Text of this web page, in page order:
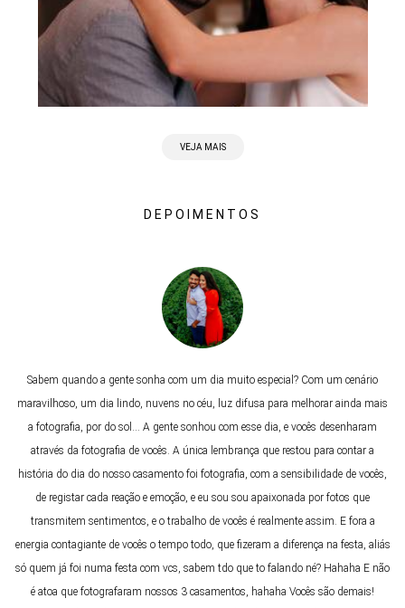
VEJA MAIS
DEPOIMENTOS
Sabem quando a gente sonha com um dia muito especial? Com um cenário
maravilhoso, um dia lindo, nuvens no céu, luz difusa para melhorar ainda mais
a fotografia, por do sol… A gente sonhou com esse dia, e vocês desenharam
através da fotografia de vocês. A única lembrança que restou para contar a
história do dia do nosso casamento foi fotografia, com a sensibilidade de vocês,
de registar cada reação e emoção, e eu sou sou apaixonada por fotos que
transmitem sentimentos, e o trabalho de vocês é realmente assim. E fora a
energia contagiante de vocês o tempo todo, que fizeram a diferença na festa, aliás
só quem já foi numa festa com vcs, sabem tdo que to falando né? Hahaha E não
é atoa que fotografaram nossos 3 casamentos, hahaha Vocês são demais!